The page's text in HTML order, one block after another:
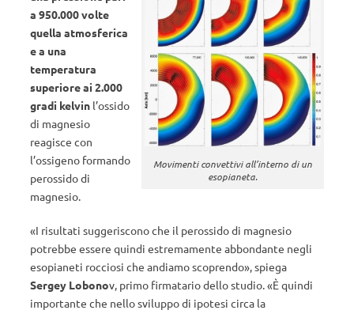
Movimenti convettivi all’interno di un
esopianeta.
a 950.000 volte
quella atmosferica
e a una
temperatura
superiore ai 2.000
gradi kelvin l’ossido
di magnesio
reagisce con
l’ossigeno formando
perossido di
magnesio.
«I risultati suggeriscono che il perossido di magnesio
potrebbe essere quindi estremamente abbondante negli
esopianeti rocciosi che andiamo scoprendo», spiega
Sergey Lobonov, primo firmatario dello studio. «È quindi
importante che nello sviluppo di ipotesi circa la